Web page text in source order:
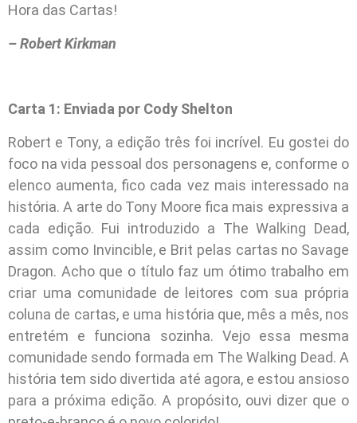
Hora das Cartas!
– Robert Kirkman
Carta 1: Enviada por Cody Shelton
Robert e Tony, a edição três foi incrível. Eu gostei do
foco na vida pessoal dos personagens e, conforme o
elenco aumenta, fico cada vez mais interessado na
história. A arte do Tony Moore fica mais expressiva a
cada edição. Fui introduzido a The Walking Dead,
assim como Invincible, e Brit pelas cartas no Savage
Dragon. Acho que o título faz um ótimo trabalho em
criar uma comunidade de leitores com sua própria
coluna de cartas, e uma história que, mês a mês, nos
entretém e funciona sozinha. Vejo essa mesma
comunidade sendo formada em The Walking Dead. A
história tem sido divertida até agora, e estou ansioso
para a próxima edição. A propósito, ouvi dizer que o